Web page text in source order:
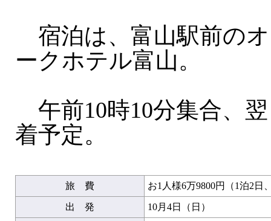
宿泊は、富山駅前の
ークホテル富山。
午前10時10分集合、
着予定。
旅 費 お1人様6万9800円（1泊2日
出 発 10月4日（日）